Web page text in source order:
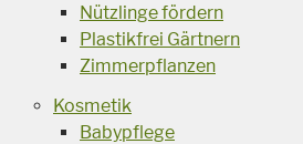
Nützlinge fördern
Plastikfrei Gärtnern
Zimmerpflanzen
Kosmetik
Babypflege